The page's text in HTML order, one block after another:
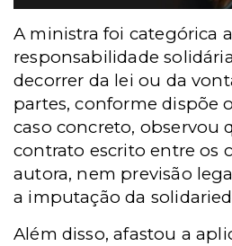
A ministra foi categórica
responsabilidade
decorrer da lei ou da
partes, conforme dispõe
caso concreto, observou
contrato escrito entre os
autora, nem previsão
a imputação da
Além disso, afastou a